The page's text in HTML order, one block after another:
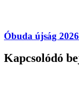
Óbuda újság
Kapcsolódó